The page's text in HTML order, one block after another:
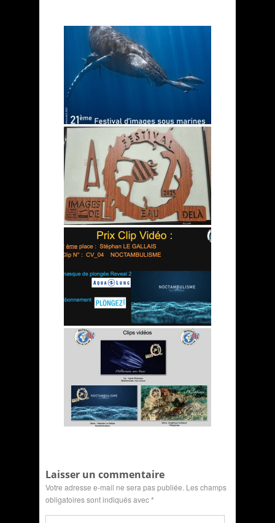
Laisser un commentaire
Votre adresse e-mail ne sera pas publiée. Les champs
obligatoires sont indiqués avec*